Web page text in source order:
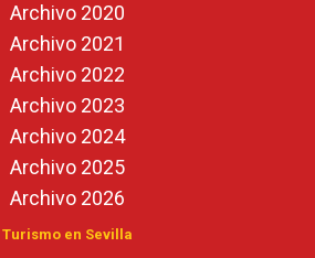
Archivo 2020
Archivo 2021
Archivo 2022
Archivo 2023
Archivo 2024
Archivo 2025
Archivo 2026
Turismo en Sevilla